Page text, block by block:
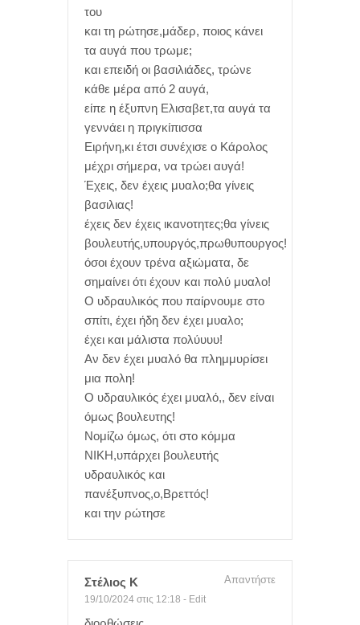
του
και τη ρώτησε,μάδερ, ποιος κάνει
τα αυγά που τρωμε;
και επειδή οι βασιλιάδες, τρώνε
κάθε μέρα από 2 αυγά,
είπε η έξυπνη Ελισαβετ,τα αυγά τα
γεννάει η πριγκίπισσα
Ειρήνη,κι έτσι συνέχισε ο Κάρολος
μέχρι σήμερα, να τρώει αυγά!
Έχεις, δεν έχεις μυαλο;θα γίνεις
βασιλιας!
έχεις δεν έχεις ικανοτητες;θα γίνεις
βουλευτής,υπουργός,πρωθυπουργος!
όσοι έχουν τρένα αξιώματα, δε
σημαίνει ότι έχουν και πολύ μυαλο!
Ο υδραυλικός που παίρνουμε στο
σπίτι, έχει ήδη δεν έχει μυαλο;
έχει και μάλιστα πολύυυυ!
Αν δεν έχει μυαλό θα πλημμυρίσει
μια πολη!
Ο υδραυλικός έχει μυαλό,, δεν είναι
όμως βουλευτης!
Νομίζω όμως, ότι στο κόμμα
ΝΙΚΗ,υπάρχει βουλευτής
υδραυλικός και
πανέξυπνος,ο,Βρεττός!
και την ρώτησε
Στέλιος Κ
19/10/2024 στις 12:18 - Edit
Απαντήστε